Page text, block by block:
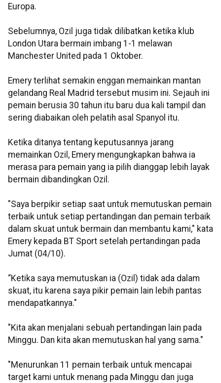
Europa.
Sebelumnya, Ozil juga tidak dilibatkan ketika klub
London Utara bermain imbang 1-1 melawan
Manchester United pada 1 Oktober.
Emery terlihat semakin enggan memainkan mantan
gelandang Real Madrid tersebut musim ini. Sejauh ini
pemain berusia 30 tahun itu baru dua kali tampil dan
sering diabaikan oleh pelatih asal Spanyol itu.
Ketika ditanya tentang keputusannya jarang
memainkan Ozil, Emery mengungkapkan bahwa ia
merasa para pemain yang ia pilih dianggap lebih layak
bermain dibandingkan Ozil.
"Saya berpikir setiap saat untuk memutuskan pemain
terbaik untuk setiap pertandingan dan pemain terbaik
dalam skuat untuk bermain dan membantu kami," kata
Emery kepada BT Sport setelah pertandingan pada
Jumat (04/10).
“Ketika saya memutuskan ia (Ozil) tidak ada dalam
skuat, itu karena saya pikir pemain lain lebih pantas
mendapatkannya."
"Kita akan menjalani sebuah pertandingan lain pada
Minggu. Dan kita akan memutuskan hal yang sama."
"Menurunkan 11 pemain terbaik untuk mencapai
target kami untuk menang pada Minggu dan juga